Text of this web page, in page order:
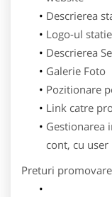
Descrierea
Logo-ul
Descrierea
Galerie Foto
Pozitionare
Link catre
cont, cu
Preturi